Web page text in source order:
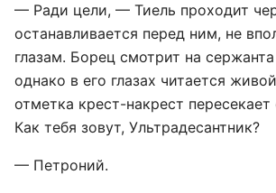
— Ради цели, — Тиель проходит
останавливается перед ним, не
глазам. Борец смотрит на
однако в его глазах читается
отметка крест-накрест
Как тебя зовут, Ультрадесантник?
— Петроний.